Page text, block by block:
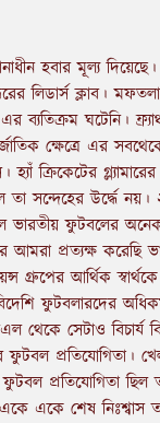
হবার মূল্য
লিডার্স ক্লাব।
ব্যতিক্রম ঘটেনি।
ক্ষেত্রে এর
হ্যাঁ ক্রিকেটের
তা সন্দেহের উর্দ্ধে
ফুটবলের
প্রত্যক্ষ করেছি
গ্রুপের আর্থিক
ফুটবলারদের
সেটাও বিচার্য
প্রতিযোগিতা।
প্রতিযোগিতা ছিল
একে শেষ নিঃশ্বাস